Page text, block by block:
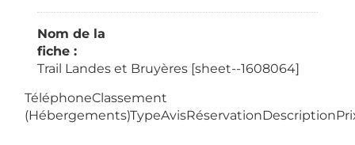
Nom de la
fiche :
Trail Landes et Bruyères [sheet--1608064]
TéléphoneClassement